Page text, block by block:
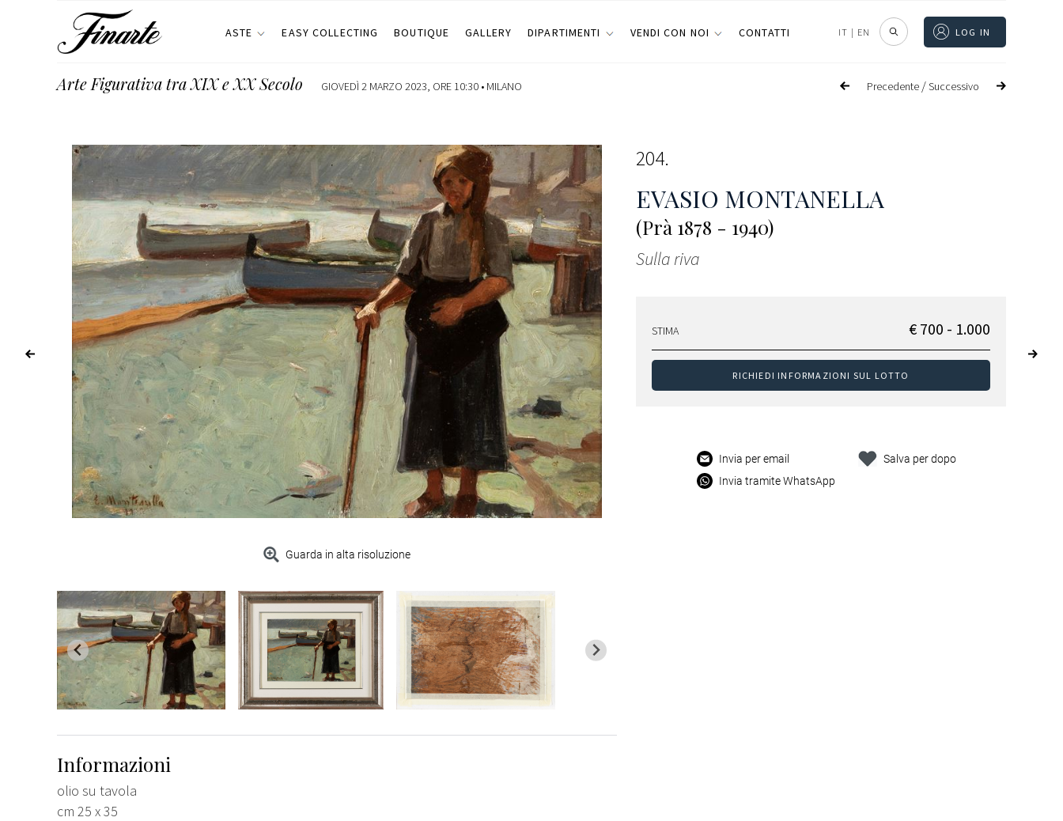
ASTE EASY COLLECTING BOUTIQUE GALLERY DIPARTIMENTI VENDI CON NOI CONTATTI IT | EN LOG IN
Precedente /Successivo
Arte Figurativa tra XIX e XX Secolo GIOVEDÌ 2 MARZO 2023, ORE 10:30 • MILANO
Guarda in alta risoluzione
204
EVASIO MONTANELLA
(Prà 1878 - 1940)
Sulla riva
STIMA € 700 - 1.000
RICHIEDI INFORMAZIONI SUL LOTTO
Invia per email
Invia tramite WhatsApp
Salva per dopo
Informazioni
olio su tavola
cm 25 x 35